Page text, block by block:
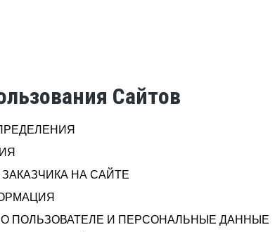
Сайтов
НА САЙТЕ
ПОЛЬЗОВАТЕЛЕ И ПЕРСОНАЛЬНЫЕ ДАННЫЕ